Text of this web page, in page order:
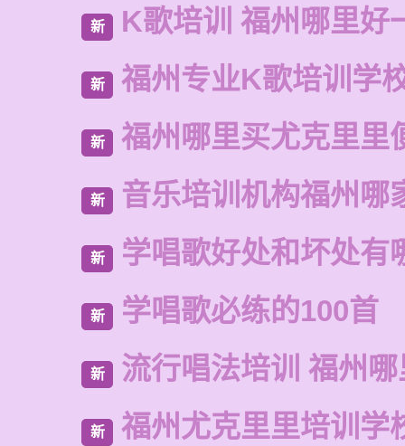
新 K歌培训 福州哪里好
新 福州专业K歌培训学
新 福州哪里买尤克里里
新 音乐培训机构福州哪
新 学唱歌好处和坏处有
新 学唱歌必练的100首
新 流行唱法培训 福州
新 福州尤克里里培训学